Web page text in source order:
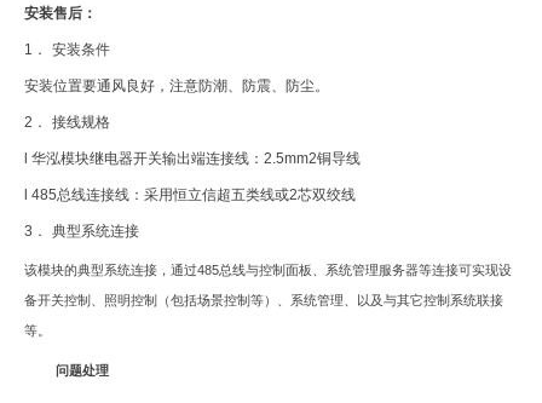
安装售后：
1 ． 安装条件
安装位置要通风良好，注意防潮、防震、防尘。
2 ． 接线规格
华泓模块继电器开关输出端连接线： 2.5mm2铜导线
l 485总线连接线：采用恒立信超五类线或2芯双绞线
3 ． 典型系统连接
该模块的典型系统连接，通过485总线与控制面板、系统管理服务器等连接可实现设
备开关控制、照明控制（包括场景控制等）、系统管理、以及与其它控制系统联接
等。
问题处理